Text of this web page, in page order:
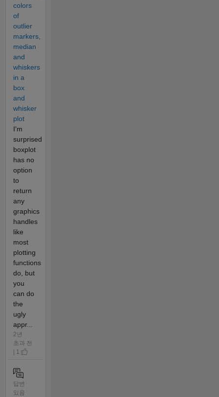
colors
of
outlier
markers,
median
and
whiskers
in a
box
and
whisker
plot
I'm
surprised
boxplot
has no
option
to
return
any
graphics
handles
like
most
plotting
functions
do, but
you
can do
the
ugly
appr...
2년
초과 전
| 1
답변
있음